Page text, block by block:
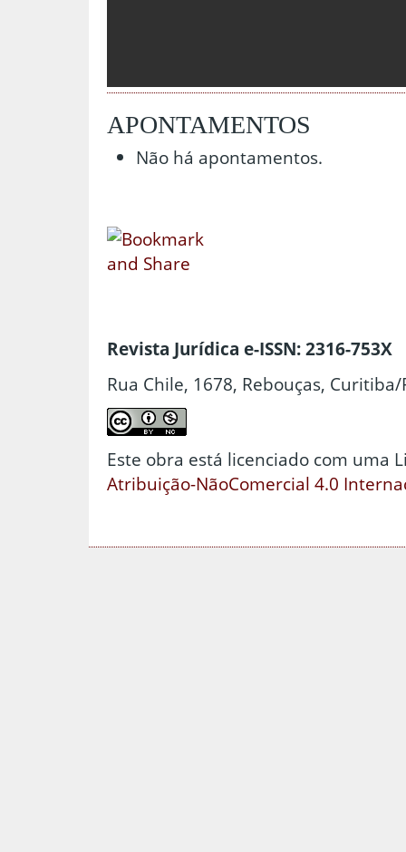
APONTAMENTOS
Não há apontamentos.
Revista Jurídica e-ISSN: 2316-753X
Rua Chile, 1678, Rebouças, Curitiba/
Este obra está licenciado com uma
Atribuição-NãoComercial 4.0